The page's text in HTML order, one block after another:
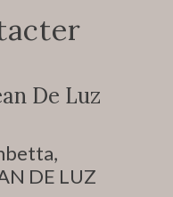
De Luz
DE LUZ